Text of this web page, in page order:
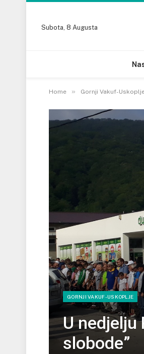
Subota, 8 Augusta
Home » Gornji Vakuf-
GORNJI VAKUF-USKOPLJE
U nedjelju
slobode”